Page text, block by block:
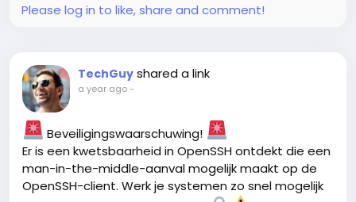
Please log in to like, share and comment!
TechGuy shared a link
a year ago-
Beveiligingswaarschuwing!
Er is een kwetsbaarheid in OpenSSH ontdekt die een
man-in-the-middle-aanval mogelijk maakt op de
OpenSSH-client. Werk je systemen zo snel mogelijk